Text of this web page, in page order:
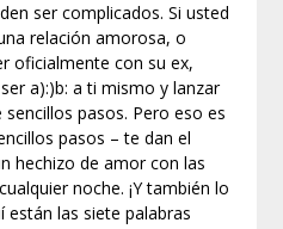
ser complicados. Si usted
relación amorosa, o
oficialmente con su ex,
a):)b: a ti mismo y lanzar
pasos. Pero eso es
pasos – te dan el
hechizo de amor con las
noche. ¡Y también lo
están las siete palabras